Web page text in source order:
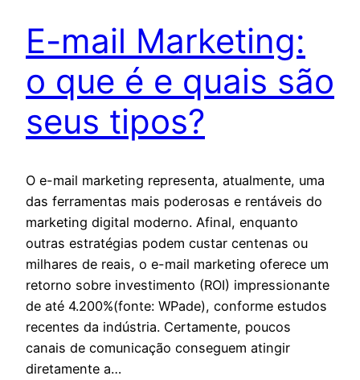
E-mail Marketing:
o que é e quais são
seus tipos?
O e-mail marketing representa, atualmente, uma
das ferramentas mais poderosas e rentáveis do
marketing digital moderno. Afinal, enquanto
outras estratégias podem custar centenas ou
milhares de reais, o e-mail marketing oferece um
retorno sobre investimento (ROI) impressionante
de até 4.200%(fonte: WPade), conforme estudos
recentes da indústria. Certamente, poucos
canais de comunicação conseguem atingir
diretamente a…